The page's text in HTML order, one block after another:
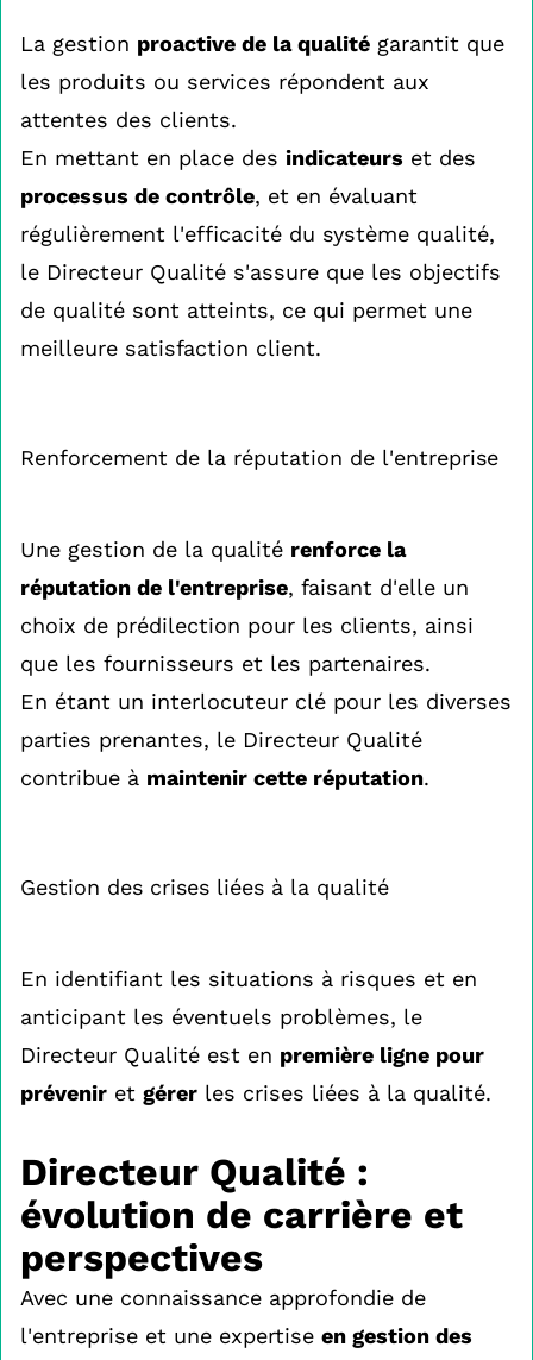
La gestion proactive de la qualité garantit que
les produits ou services répondent aux
attentes des clients.
En mettant en place des indicateurs et des
processus de contrôle, et en évaluant
régulièrement l'efficacité du système qualité,
le Directeur Qualité s'assure que les objectifs
de qualité sont atteints, ce qui permet une
meilleure satisfaction client.
Renforcement de la réputation de l'entreprise
Une gestion de la qualité renforce la
réputation de l'entreprise, faisant d'elle un
choix de prédilection pour les clients, ainsi
que les fournisseurs et les partenaires.
En étant un interlocuteur clé pour les diverses
parties prenantes, le Directeur Qualité
contribue à maintenir cette réputation.
Gestion des crises liées à la qualité
En identifiant les situations à risques et en
anticipant les éventuels problèmes, le
Directeur Qualité est en première ligne pour
prévenir et gérer les crises liées à la qualité.
Directeur Qualité :
évolution de carrière et
perspectives
Avec une connaissance approfondie de
l'entreprise et une expertise en gestion des